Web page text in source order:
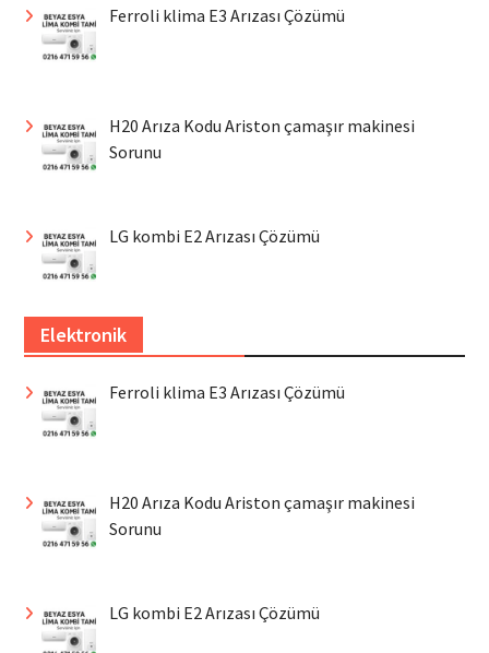
Ferroli klima E3 Arızası Çözümü
H20 Arıza Kodu Ariston çamaşır makinesi
Sorunu
LG kombi E2 Arızası Çözümü
Elektronik
Ferroli klima E3 Arızası Çözümü
H20 Arıza Kodu Ariston çamaşır makinesi
Sorunu
LG kombi E2 Arızası Çözümü